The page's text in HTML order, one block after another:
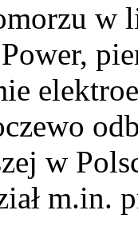
w
w
m.in.